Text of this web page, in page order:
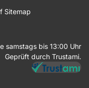
Sitemap
samstags bis 13:00 Uhr
Geprüft durch Trustami.